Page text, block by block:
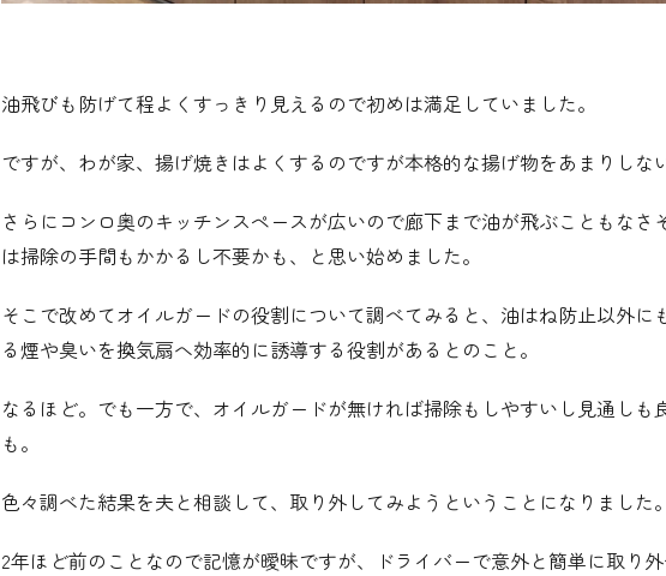
油飛びも防げて程よくすっきり見えるので初めは満足していました。
ですが、わが家、揚げ焼きはよくするのですが本格的な揚げ物をあまりしな
さらにコンロ奥のキッチンスペースが広いので廊下まで油が飛ぶこともなさ
は掃除の手間もかかるし不要かも、と思い始めました。
そこで改めてオイルガードの役割について調べてみると、油はね防止以外に
る煙や臭いを換気扇へ効率的に誘導する役割があるとのこと。
なるほど。でも一方で、オイルガードが無ければ掃除もしやすいし見通しも
も。
色々調べた結果を夫と相談して、取り外してみようということになりました。
2年ほど前のことなので記憶が曖昧ですが、ドライバーで意外と簡単に取り